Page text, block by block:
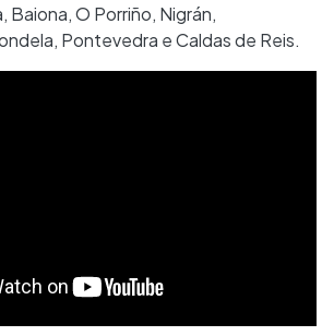
Baiona, O Porriño, Nigrán,
Pontevedra e Caldas de Reis.